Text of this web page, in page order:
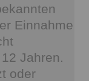
Einnahme
Jahren.
oder